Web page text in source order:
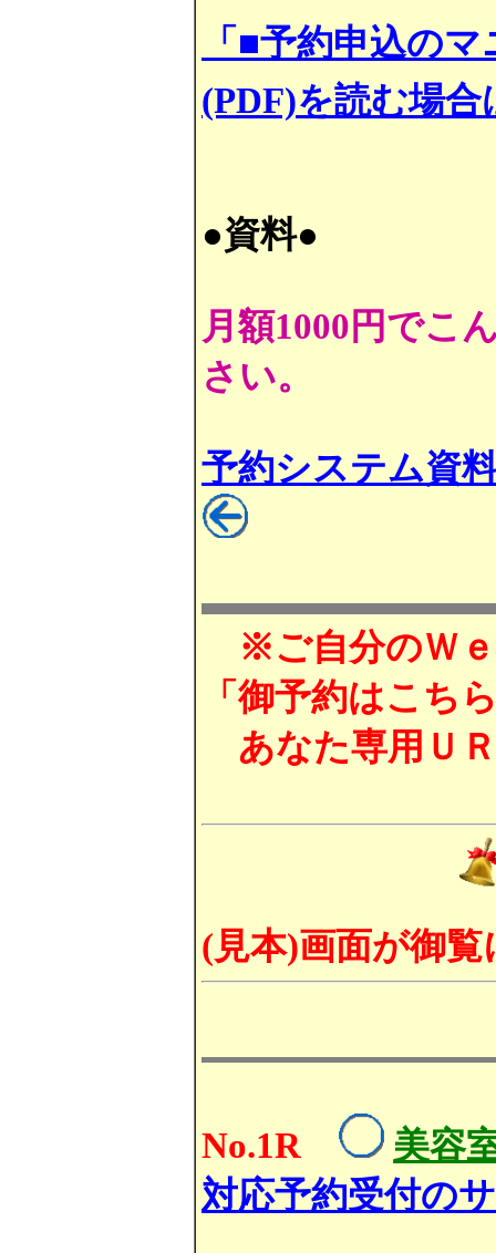
「■予約申込の
(PDF)を読む場
●資料●
月額1000円でこ
さい。
予約システム資
※ご自分のＷｅ
「御予約はこち
あなた専用Ｕ
(見本)画面が御
No.1R
美容
対応予約受付の